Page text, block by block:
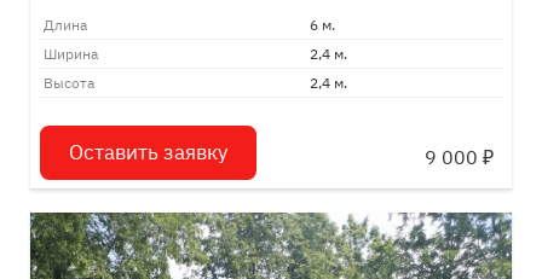
Длина
6 м.
Ширина
2,4 м.
Высота
2,4 м.
Оставить заявку 9 000 ₽